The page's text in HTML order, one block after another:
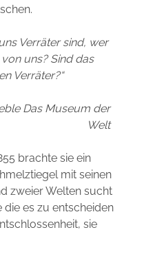
Verräter sind, wer
uns? Sind das
Verräter?“
Das Museum der
Welt
brachte sie ein
mit seinen
zweier Welten sucht
die es zu entscheiden
sie